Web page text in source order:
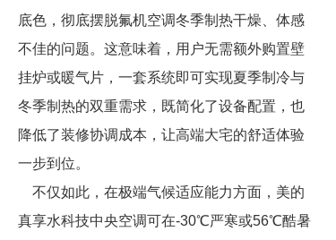
底色，彻底摆脱氟机空调冬季制热干燥、体感
不佳的问题。这意味着，用户无需额外购置壁
挂炉或暖气片，一套系统即可实现夏季制冷与
冬季制热的双重需求，既简化了设备配置，也
降低了装修协调成本，让高端大宅的舒适体验
一步到位。
不仅如此，在极端气候适应能力方面，美的
真享水科技中央空调可在-30℃严寒或56℃酷暑